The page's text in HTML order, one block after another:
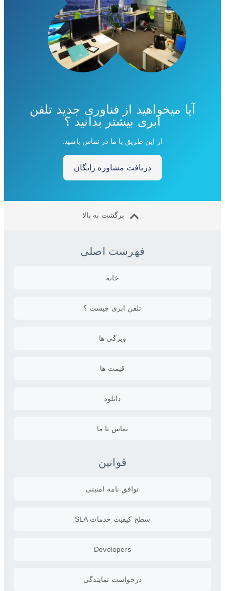
آیا میخواهید از فناوری جدید تلفن
ابری بیشتر بدانید ؟
از این طریق با ما در تماس باشید.
دریافت مشاوره رایگان
برگشت به بالا
فهرست اصلی
خانه
تلفن ابری چیست ؟
ویژگی ها
قیمت ها
دانلود
تماس با ما
قوانین
توافق نامه امنیتی
سطح کیفیت خدمات SLA
Developers
درخواست نمایندگی